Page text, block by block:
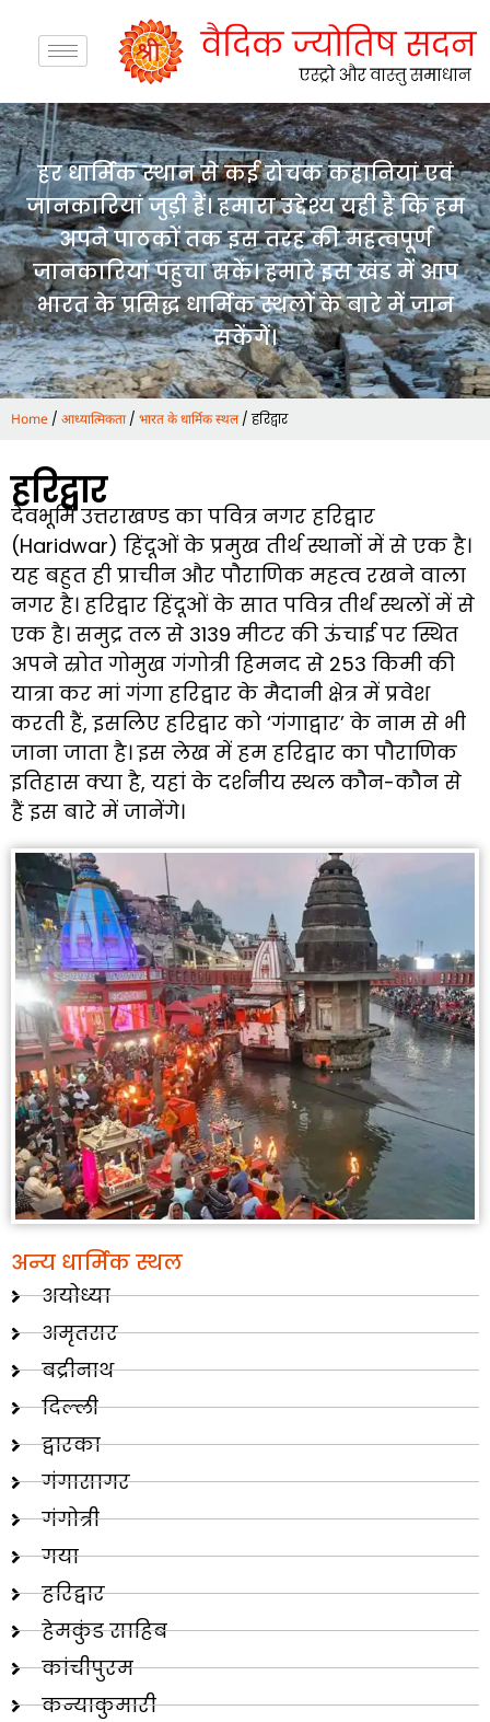
हर धार्मिक स्थान से कई रोचक कहानियां एवं
जानकारियां जुड़ी हैं। हमारा उद्देश्य यही है कि हम
अपने पाठकों तक इस तरह की महत्वपूर्ण
जानकारियां पंहुचा सकें। हमारे इस खंड में आप
भारत के प्रसिद्ध धार्मिक स्थलों के बारे में जान
सकेंगें।
Home / आध्यात्मिकता/ भारत के धार्मिक स्थल/ हरिद्वार
हरिद्वार
देवभूमि उत्तराखण्ड का पवित्र नगर हरिद्वार
(Haridwar) हिंदूओं के प्रमुख तीर्थ स्थानों में से एक है।
यह बहुत ही प्राचीन और पौराणिक महत्व रखने वाला
नगर है। हरिद्वार हिंदूओं के सात पवित्र तीर्थं स्थलों में से
एक है। समुद्र तल से 3139 मीटर की ऊंचाई पर स्थित
अपने स्रोत गोमुख गंगोत्री हिमनद से 253 किमी की
यात्रा कर मां गंगा हरिद्वार के मैदानी क्षेत्र में प्रवेश
करती हैं, इसलिए हरिद्वार को ‘गंगाद्वार’ के नाम से भी
जाना जाता है। इस लेख में हम हरिद्वार का पौराणिक
इतिहास क्या है, यहां के दर्शनीय स्थल कौन-कौन से
हैं इस बारे में जानेंगे।
अन्य धार्मिक स्थल
अयोध्या
अमृतसर
बद्रीनाथ
दिल्ली
द्वारका
गंगासागर
गंगोत्री
गया
हरिद्वार
हेमकुंड साहिब
कांचीपुरम
कन्याकुमारी